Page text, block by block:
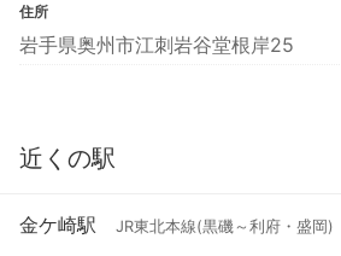
住所
岩手県奥州市江刺岩谷堂根岸25
近くの駅
金ケ崎駅 JR東北本線(黒磯～利府・盛岡)